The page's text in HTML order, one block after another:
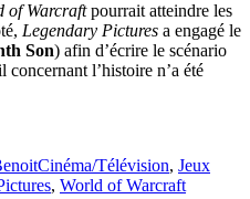
of Warcraftpourrait atteindre les
Legendary Pictures a engagé le
Son) afin d’écrire le scénario
l’histoire n’a été
Catégories
Cinéma/Télévision, Jeux
, World of Warcraft